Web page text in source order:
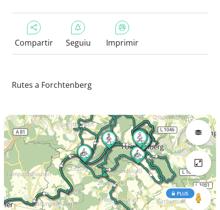
Compartir Seguiu Imprimir
Rutes a Forchtenberg
PLUS